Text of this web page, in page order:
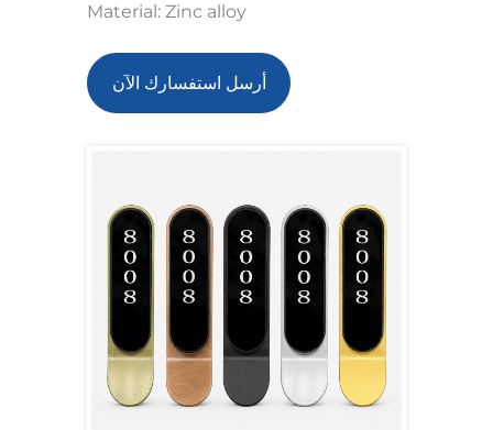
Material: Zinc alloy
أرسل استفسارك الآن